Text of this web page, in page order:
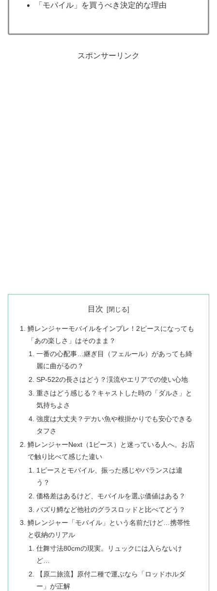
「モバイル」を買うべき決定的な理由
スポンサーリンク
目次
鱒レンジャーモバイルをインプレ！2ピースになっても
「あの楽しさ」はそのまま？
一番の心配事…継ぎ目（フェルール）があっても綺
麗に曲がるの？
SP-522の長さはどう？渓流やエリアでの使い心地
重さはどう感じる？キャストした時の「ダルさ」と
気持ちよさ
強度は大丈夫？デカい魚や根掛かりでも安心できる
タフさ
鱒レンジャーNext（1ピース）と迷っている人へ。お店
で触り比べて感じた違い
1ピースとモバイル、振った感じやバランスは違
う？
価格差はあるけど、モバイルを選ぶ価値はある？
バズり鱒など他社のグラスロッドと比べてどう？
鱒レンジャー「モバイル」という名前だけど…携帯性
と収納のリアル
仕舞寸法80cmの現実。リュックには入らないけ
ど…
【原二旅流】原付二種で運ぶなら「ロッドホルダ
ー」が正解